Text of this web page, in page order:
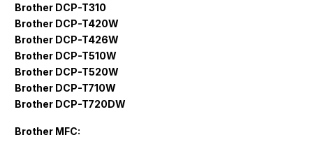
Brother DCP-T310
Brother DCP-T420W
Brother DCP-T426W
Brother DCP-T510W
Brother DCP-T520W
Brother DCP-T710W
Brother DCP-T720DW
Brother MFC: